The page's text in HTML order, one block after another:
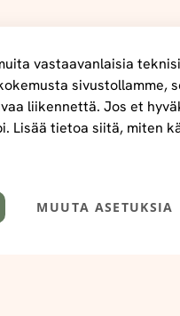
vastaavanlaisia
sivustollamme,
liikennettä. Jos et
Lisää tietoa siitä, miten
MUUTA ASETUKSIA